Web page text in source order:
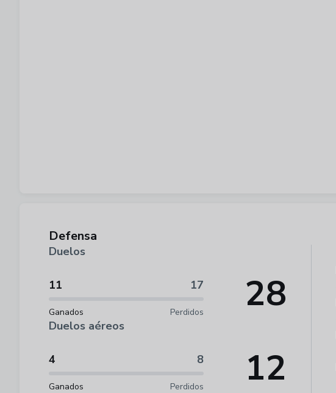
Defensa
Duelos
11 17
Ganados Perdidos 28
Duelos aéreos
4 8
Ganados Perdidos 12